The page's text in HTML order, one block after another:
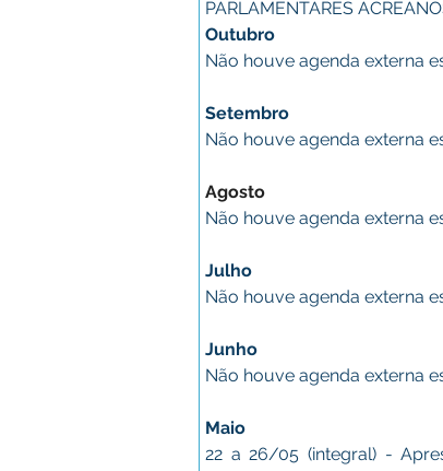
PARLAMENTARES
Outubro
Não houve agenda externa
Setembro
Não houve agenda externa
Agosto
Não houve agenda externa
Julho
Não houve agenda externa
Junho
Não houve agenda externa
Maio
22 a 26/05 (integral) -